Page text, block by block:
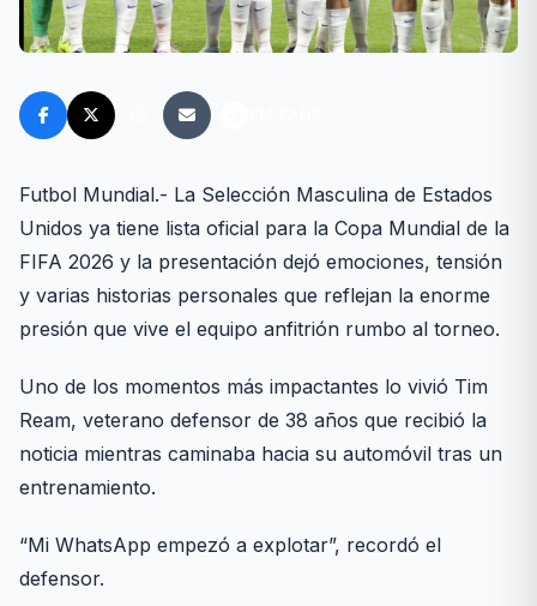
Futbol Mundial.- La Selección Masculina de Estados
Unidos ya tiene lista oficial para la Copa Mundial de la
FIFA 2026 y la presentación dejó emociones, tensión
y varias historias personales que reflejan la enorme
presión que vive el equipo anfitrión rumbo al torneo.
Uno de los momentos más impactantes lo vivió Tim
Ream, veterano defensor de 38 años que recibió la
noticia mientras caminaba hacia su automóvil tras un
entrenamiento.
“Mi WhatsApp empezó a explotar”, recordó el
defensor.